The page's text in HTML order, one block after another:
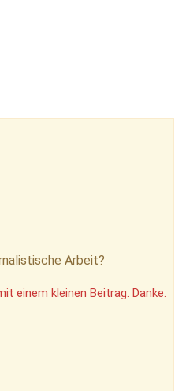
Arbeit?
einem kleinen Beitrag. Danke.